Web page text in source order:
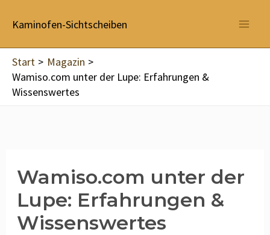
InhaltKaminofen-Sichtscheiben
Start
Magazin
Wamiso.com unter der Lupe: Erfahrungen &
Wissenswertes
Wamiso.com unter der
Lupe: Erfahrungen &
Wissenswertes